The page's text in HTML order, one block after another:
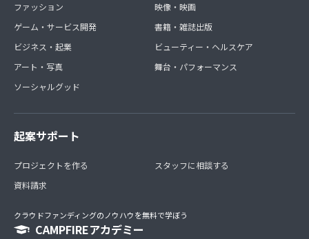
ファッション
ゲーム・サービス開発
ビジネス・起業
アート・写真
ソーシャルグッド
映像・映画
書籍・雑誌出版
ビューティー・ヘルスケア
舞台・パフォーマンス
起案サポート
プロジェクトを作る
資料請求
スタッフに相談する
クラウドファンディングのノウハウを無料で学ぼう
CAMPFIREアカデミー